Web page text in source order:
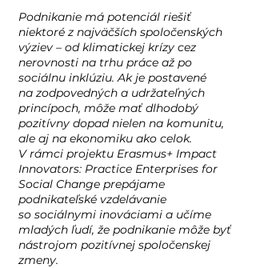
Podnikanie má potenciál riešiť
niektoré z najväčších spoločenských
výziev – od klimatickej krízy cez
nerovnosti na trhu práce až po
sociálnu inklúziu. Ak je postavené
na zodpovedných a udržateľných
princípoch, môže mať dlhodobý
pozitívny dopad nielen na komunitu,
ale aj na ekonomiku ako celok.
V rámci projektu Erasmus+ Impact
Innovators: Practice Enterprises for
Social Change prepájame
podnikateľské vzdelávanie
so sociálnymi inováciami a učíme
mladých ľudí, že podnikanie môže byť
nástrojom pozitívnej spoločenskej
zmeny.